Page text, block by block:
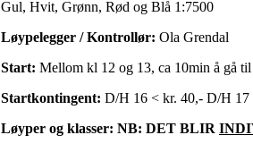
Gul, Hvit, Grønn, Rød og Blå 1:7500
Løypelegger / Kontrollør: Ola Grendal
Start: Mellom kl 12 og 13, ca 10min å gå
Startkontingent: D/H 16 < kr. 40,- D/H 17
Løyper og klasser: NB: DET BLIR